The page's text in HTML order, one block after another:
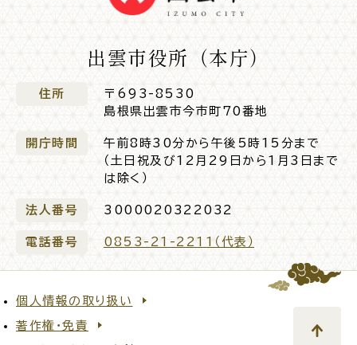
出雲市役所（本庁）
住所
〒693-8530
島根県出雲市今市町70番地
開庁時間
午前8時30分から午後5時15分まで
（土日祝及び12月29日から1月3日まで
は除く）
法人番号 3000020322032
電話番号 0853-21-2211（代表）
個人情報の取り扱い
著作権・免責